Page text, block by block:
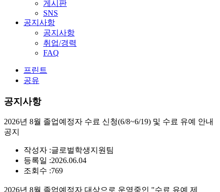
게시판
SNS
공지사항
공지사항
취업/경력
FAQ
프린트
공유
공지사항
2026년 8월 졸업예정자 수료 신청(6/8~6/19) 및 수료 유예 안내
공지
작성자 :글로벌학생지원팀
등록일 :2026.06.04
조회수 :769
2026년 8월 졸업예정자 대상으로 운영중인 "수료 유예 제